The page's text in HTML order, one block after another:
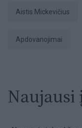
Aistis Mickevičius
apdovanojimai
Naujausi